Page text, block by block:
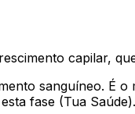
capilar,
sanguíneo. É
fase (Tua Saúde).